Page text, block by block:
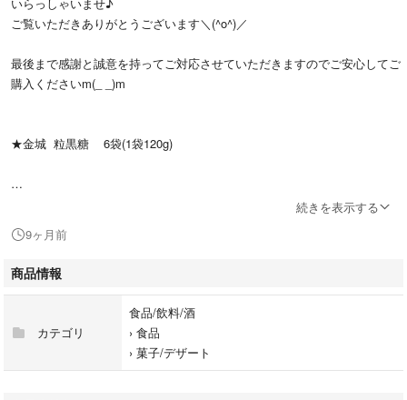
ご覧いただきありがとうございます＼(^o^)／
最後まで感謝と誠意を持ってご対応させていただきますのでご安心してご
購入くださいm(_ _)m
★金城 粒黒糖 6袋(1袋120g)
★即購入大歓迎です＼⁠(⁠^⁠o⁠^⁠)⁠／
続きを表示する
9ヶ月前
商品情報
カテゴリ
食品/飲料/酒
› 食品
› 菓子/デザート